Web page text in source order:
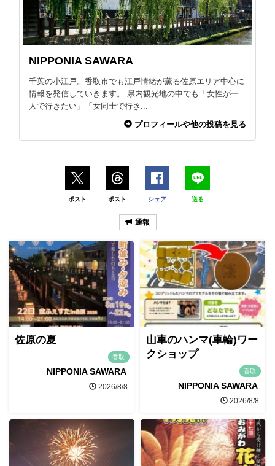
NIPPONIA SAWARA
千葉の小江戸。香取市でも江戸情緒が薫る佐原エリア中心に
情報を発信していきます。 県内観光地の中でも「女性が一
人で行きたい」「女同士で行き...
プロフィールや他の投稿を見る
ポスト ポスト シェア 送る
通報
佐原の夏
香取
NIPPONIA SAWARA
2026/8/8
山車のハンマ(車輪)ワー
クショップ
香取
NIPPONIA SAWARA
2026/8/8